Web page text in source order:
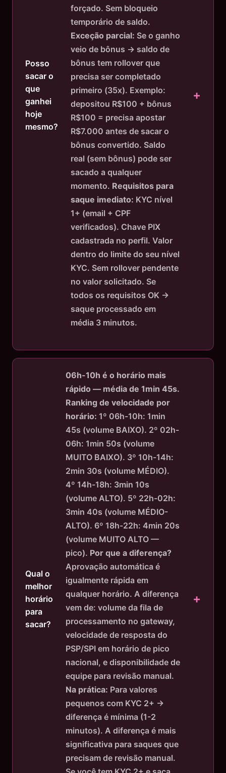
Posso
sacar o
que
ganhei
hoje
mesmo?
forçado. Sem bloqueio
temporário de saldo.
Exceção parcial: Se o ganho
veio de bônus → saldo de
bônus tem rollover que
precisa ser completado
primeiro (35x). Exemplo:
depositou R$100 + bônus
R$100 = precisa apostar
R$7.000 antes de sacar o
bônus convertido. Saldo
real (sem bônus) pode ser
sacado a qualquer
momento. Requisitos para
saque imediato: KYC nível
1+ (email + CPF
verificados). Chave PIX
cadastrada no perfil. Valor
dentro do limite do seu nível
KYC. Sem rollover pendente
no valor solicitado. Se
todos os requisitos OK →
saque processado em
média 3 minutos.
Qual o
melhor
horário
para
sacar?
06h-10h é o horário mais
rápido — média de 1min 45s.
Ranking de velocidade por
horário: 1º 06h-10h: 1min
45s (volume BAIXO). 2º 02h-
06h: 1min 50s (volume
MUITO BAIXO). 3º 10h-14h:
2min 30s (volume MÉDIO).
4º 14h-18h: 3min 10s
(volume ALTO). 5º 22h-02h:
3min 40s (volume MÉDIO-
ALTO). 6º 18h-22h: 4min 20s
(volume MUITO ALTO —
pico). Por que a diferença?
Aprovação automática é
igualmente rápida em
qualquer horário. A diferença
vem de: volume da fila de
processamento no gateway,
velocidade de resposta do
PSP/SPI em horário de pico
nacional, e disponibilidade de
equipe para revisão manual.
Na prática: Para valores
pequenos com KYC 2+ →
diferença é mínima (1-2
minutos). A diferença é mais
significativa para saques que
precisam de revisão manual.